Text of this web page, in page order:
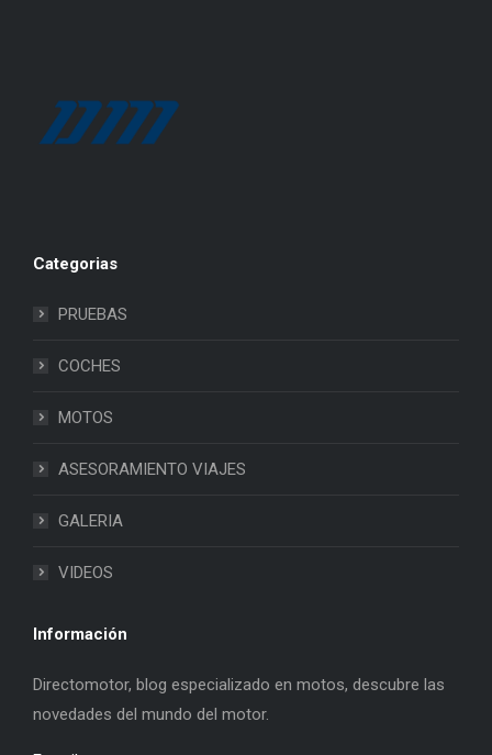
Categorias
PRUEBAS
COCHES
MOTOS
ASESORAMIENTO VIAJES
GALERIA
VIDEOS
Información
Directomotor, blog especializado en motos, descubre las
novedades del mundo del motor.